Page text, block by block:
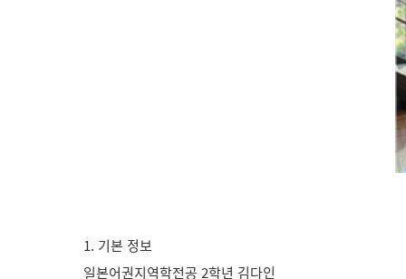
1. 기본 정보
일본어권지역학전공 2학년 김다인